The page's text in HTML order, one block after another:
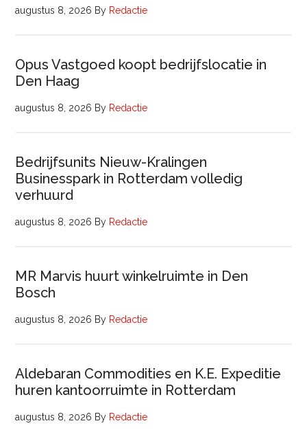
augustus 8, 2026 By Redactie
Opus Vastgoed koopt bedrijfslocatie in
Den Haag
augustus 8, 2026 By Redactie
Bedrijfsunits Nieuw-Kralingen
Businesspark in Rotterdam volledig
verhuurd
augustus 8, 2026 By Redactie
MR Marvis huurt winkelruimte in Den
Bosch
augustus 8, 2026 By Redactie
Aldebaran Commodities en K.E. Expeditie
huren kantoorruimte in Rotterdam
augustus 8, 2026 By Redactie